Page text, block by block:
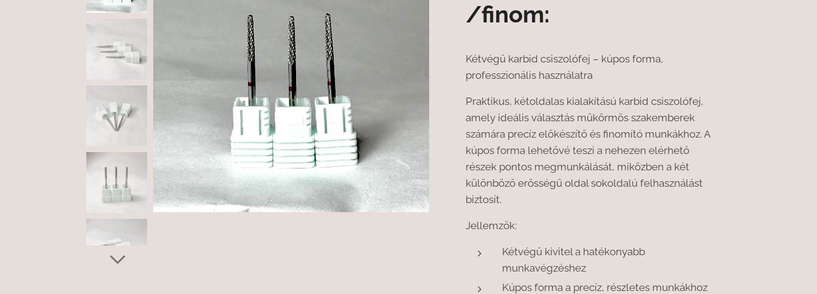
/finom:
Kétvégű karbid csiszolófej – kúpos forma,
professzionális használatra
Praktikus, kétoldalas kialakítású karbid csiszolófej,
amely ideális választás műkörmös szakemberek
számára precíz előkészítő és finomító munkákhoz. A
kúpos forma lehetővé teszi a nehezen elérhető
részek pontos megmunkálását, miközben a két
különböző erősségű oldal sokoldalú felhasználást
biztosít.
Jellemzők:
Kétvégű kivitel a hatékonyabb
munkavégzéshez
Kúpos forma a precíz, részletes munkákhoz